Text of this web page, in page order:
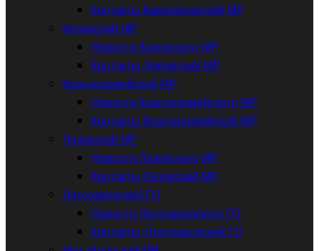
Контакты Кавалеровский МР
Кировский МР
Новости Кировского МР
Контакты: Кировский МР
Красноармейский МР
Новости Красноармейского МР
Контакты Красноармейский МР
Лазовский МР
Новости Лазовского МР
Контакты Лазовский МР
Лесозаводский ГО
Новости Лесозаводского ГО
Контакты: Лесозаводский ГО